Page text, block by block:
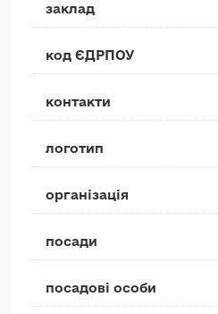
заклад
код ЄДРПОУ
контакти
логотип
організація
посади
посадові особи